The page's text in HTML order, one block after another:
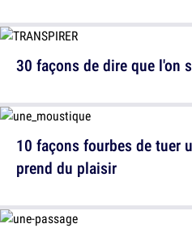
10 façons fourbes de tuer
prend du plaisir
30 façons de dire que l'on